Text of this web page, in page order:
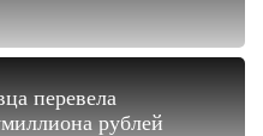
перевела
рублей